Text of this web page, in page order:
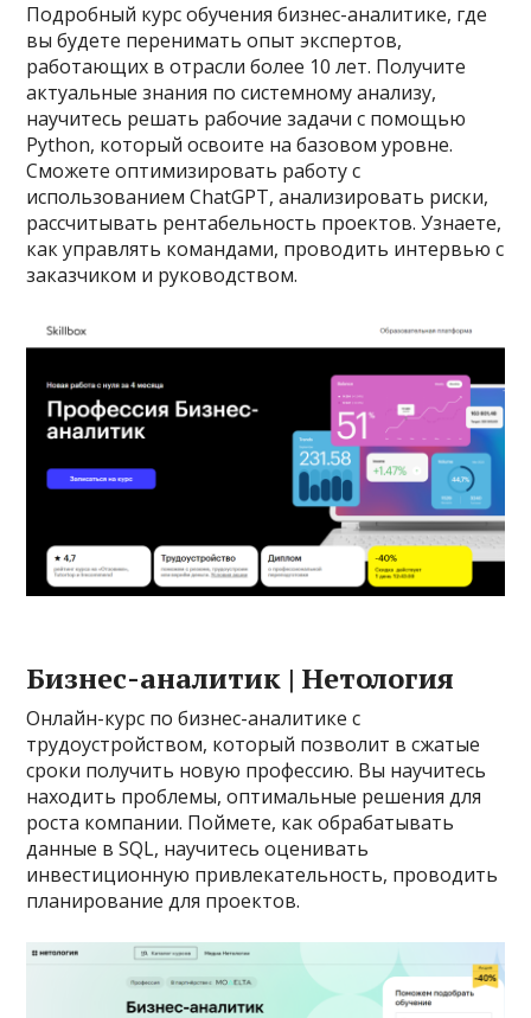
Подробный курс обучения бизнес-аналитике, где
вы будете перенимать опыт экспертов,
работающих в отрасли более 10 лет. Получите
актуальные знания по системному анализу,
научитесь решать рабочие задачи с помощью
Python, который освоите на базовом уровне.
Сможете оптимизировать работу с
использованием ChatGPT, анализировать риски,
рассчитывать рентабельность проектов. Узнаете,
как управлять командами, проводить интервью с
заказчиком и руководством.
Бизнес-аналитик | Нетология
Онлайн-курс по бизнес-аналитике с
трудоустройством, который позволит в сжатые
сроки получить новую профессию. Вы научитесь
находить проблемы, оптимальные решения для
роста компании. Поймете, как обрабатывать
данные в SQL, научитесь оценивать
инвестиционную привлекательность, проводить
планирование для проектов.